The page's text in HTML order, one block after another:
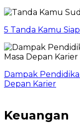
5 Tanda Kamu
Dampak
Depan Karier
Keuangan